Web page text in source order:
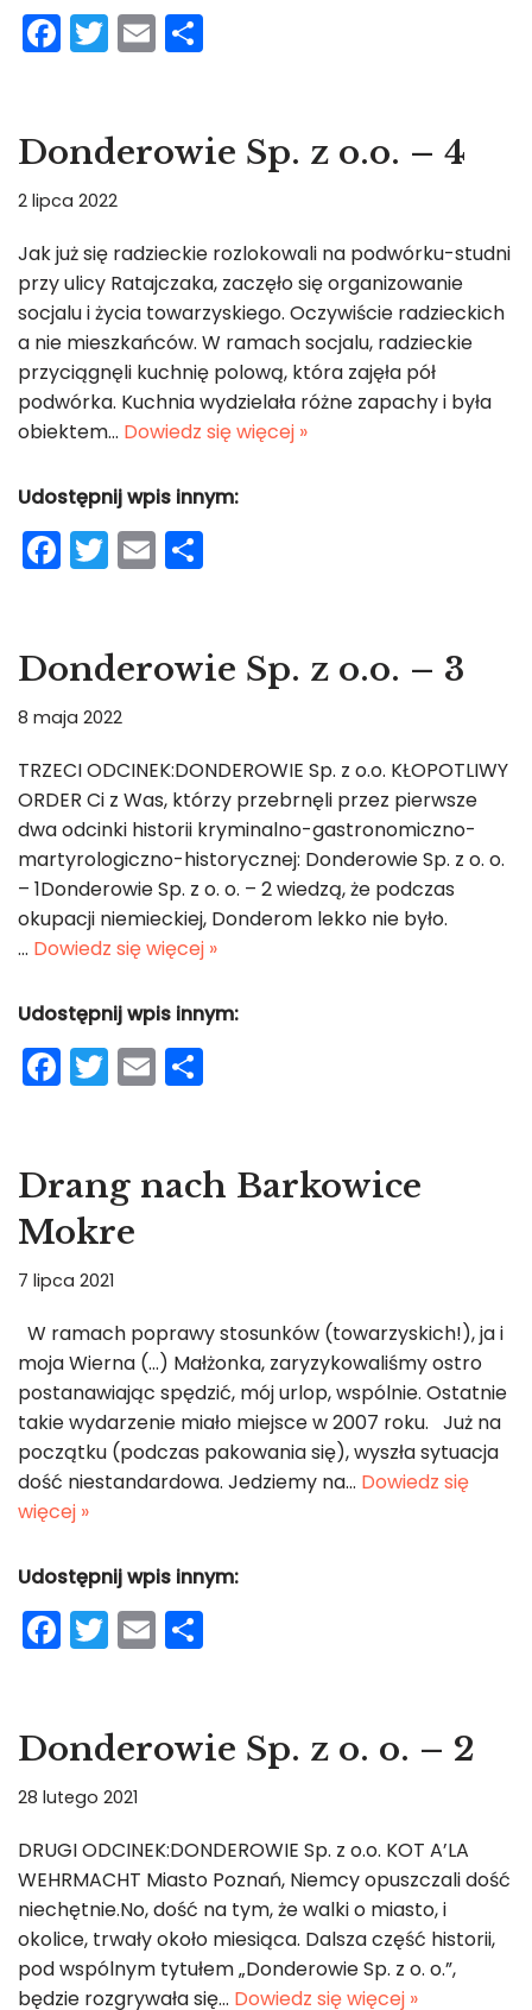
F
a
e
b
o
o
k
T
w
er
E
m
l e
Donderowie Sp. z o.o. – 4
2 lipca 2022
Jak już się radzieckie rozlokowali na podwórku-studni
przy ulicy Ratajczaka, zaczęło się organizowanie
socjalu i życia towarzyskiego. Oczywiście radzieckich
a nie mieszkańców. W ramach socjalu, radzieckie
przyciągnęli kuchnię polową, która zajęła pół
podwórka. Kuchnia wydzielała różne zapachy i była
obiektem… Dowiedz się więcej »
Udostępnij wpis innym:
F
a
e
b
o
o
k
T
w
er
E
m
l e
Donderowie Sp. z o.o. – 3
8 maja 2022
TRZECI ODCINEK:DONDEROWIE Sp. z o.o. KŁOPOTLIWY
ORDER Ci z Was, którzy przebrnęli przez pierwsze
dwa odcinki historii kryminalno-gastronomiczno-
martyrologiczno-historycznej: Donderowie Sp. z o. o.
– 1Donderowie Sp. z o. o. – 2 wiedzą, że podczas
okupacji niemieckiej, Donderom lekko nie było.
… Dowiedz się więcej »
Udostępnij wpis innym:
F
a
e
b
o
o
k
T
w
er
E
m
l e
Drang nach Barkowice
Mokre
7 lipca 2021
W ramach poprawy stosunków (towarzyskich!), ja i
moja Wierna (…) Małżonka, zaryzykowaliśmy ostro
postanawiając spędzić, mój urlop, wspólnie. Ostatnie
takie wydarzenie miało miejsce w 2007 roku. Już na
początku (podczas pakowania się), wyszła sytuacja
dość niestandardowa. Jedziemy na… Dowiedz się
więcej »
Udostępnij wpis innym:
F
a
e
b
o
o
k
T
w
er
E
m
l e
Donderowie Sp. z o. o. – 2
28 lutego 2021
DRUGI ODCINEK:DONDEROWIE Sp. z o.o. KOT A’LA
WEHRMACHT Miasto Poznań, Niemcy opuszczali dość
niechętnie.No, dość na tym, że walki o miasto, i
okolice, trwały około miesiąca. Dalsza część historii,
pod wspólnym tytułem „Donderowie Sp. z o. o.”,
będzie rozgrywała się… Dowiedz się więcej »